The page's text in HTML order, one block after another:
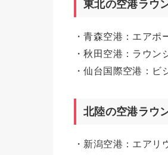
東北の空港ラウ
・青森空港：エアポ
・秋田空港：ラウン
・仙台国際空港：ビ
北陸の空港ラウ
・新潟空港：エアリ